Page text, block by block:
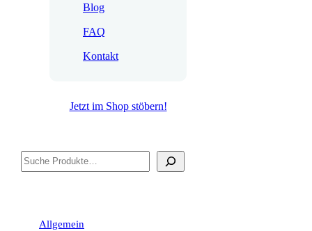
Blog
FAQ
Kontakt
Jetzt im Shop stöbern!
Suchen
Allgemein